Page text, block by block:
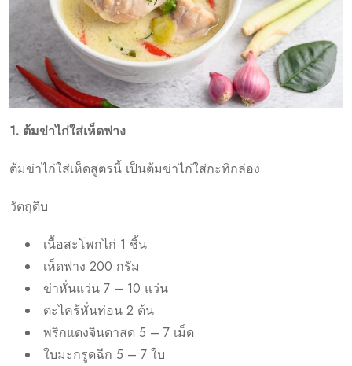
1. ต้มข่าไก่ใส่เห็ดฟาง
ต้มข่าไก่ใส่เห็ดสูตรนี้ เป็นต้มข่าไก่ใส่กะทิกล่อง
วัตถุดิบ
เนื้อสะโพกไก่ 1 ชิ้น
เห็ดฟาง 200 กรัม
ข่าหั่นแว่น 7 – 10 แว่น
ตะไคร้หั่นท่อน 2 ต้น
พริกแดงจินดาสด 5 – 7 เม็ด
ใบมะกรูดฉีก 5 – 7 ใบ